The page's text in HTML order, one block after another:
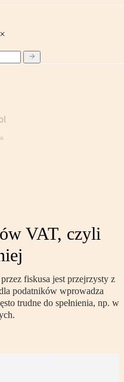
VAT, czyli
fiskusa jest przejrzysty z
podatników wprowadza
trudne do spełnienia, np. w